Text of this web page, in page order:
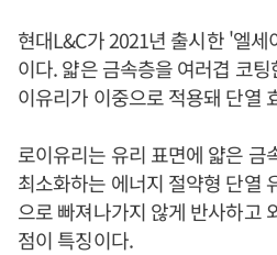
현대L&C가 2021년 출시한 '엘
이다. 얇은 금속층을 여러겹 코
이유리가 이중으로 적용돼 단열
로이유리는 유리 표면에 얇은 금
최소화하는 에너지 절약형 단열
으로 빠져나가지 않게 반사하고
점이 특징이다.